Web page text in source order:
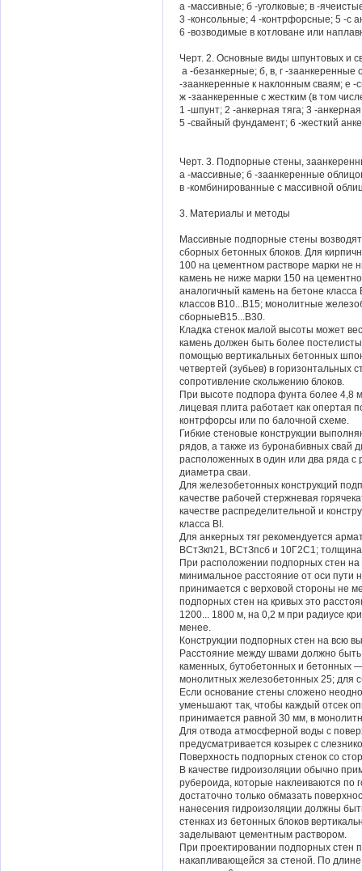
а -массивные; б -уголковые; в -
3 -консольные; 4 -контрфорсные; 5 -с
6 -возводимые в котловане или
Черт. 2. Основные виды шпунтовых и
а -безанкерные; б, в, г -заанкеренные
-заанкеренные к наклонным сваям; е
ж -заанкеренные с жестким (в том
1 -шпунт; 2 -анкерная тяга; 3 -
5 -свайный фундамент; 6 -жесткий
Черт. 3. Подпорные стены,
а -массивные; б -заанкеренные
в -комбинированные с массивной
3. Материалы и методы
Массивные подпорные стены
сборных бетонных блоков. Для
100 на цементном растворе марки не
камень не ниже марки 150 на
аналогичный камень на бетоне
классов В10...В15; монолитные
сборныеВ15...В30.
Кладка стенок малой высоты может
камень должен быть более
помощью вертикальных бетонных
четвертей (зубьев) в горизонтальных
сопротивление скольжению блоков.
При высоте подпора фунта более 4,8
лицевая плита работает как
контрфорсы или по балочной схеме.
Гибкие стеновые конструкции
рядов, а также из буронабивных свай
расположенных в один или два ряда с
диаметра сваи.
Для железобетонных конструкций
качестве рабочей стержневая
качестве распределительной и
класса BI.
Для анкерных тяг рекомендуется
ВСтЗкп21, ВСтЗпсб и 10Г2С1;
При расположении подпорных стен
минимальное расстояние от оси пути
принимается с верховой стороны не
подпорных стен на кривых это
1200... 1800 м, на 0,2 м при радиусе
менее.
Конструкции подпорных стен на всю
Расстояние между швами должно
каменных, бутобетонных и бетонных
монолитных железобетонных 25; для
Если основание стены сложено
уменьшают так, чтобы каждый отсек
принимается равной 30 мм, в
Для отвода атмосферной воды с
предусматривается козырек с
Поверхность подпорных стенок со
В качестве гидроизоляции обычно
рубероида, которые наклеиваются по
достаточно только обмазать
нанесения гидроизоляции должны
стенках из бетонных блоков
заделывают цементным раствором.
При проектировании подпорных стен
накапливающейся за стеной. По